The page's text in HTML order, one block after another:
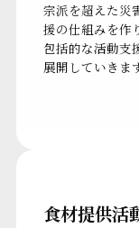
宗派を超えた災
援の仕組みを作
包括的な活動支
展開していきま
食材提供活